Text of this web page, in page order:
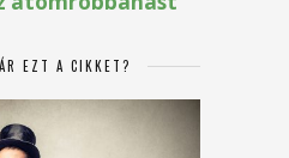
EZT A CIKKET?